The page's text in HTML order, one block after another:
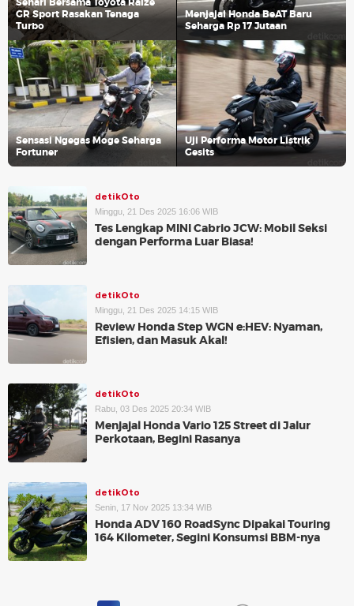
GR Sport Rasakan Tenaga
Turbo
Menjajal Honda BeAT Baru
Seharga Rp 17 Jutaan
Sensasi Ngegas Moge Seharga
Fortuner
Uji Performa Motor Listrik
Gesits
detikOto
Minggu, 21 Des 2025 16:06 WIB
Tes Lengkap MINI Cabrio JCW: Mobil Seksi
dengan Performa Luar Biasa!
detikOto
Minggu, 21 Des 2025 14:15 WIB
Review Honda Step WGN e:HEV: Nyaman,
Efisien, dan Masuk Akal!
detikOto
Rabu, 03 Des 2025 20:34 WIB
Menjajal Honda Vario 125 Street di Jalur
Perkotaan, Begini Rasanya
detikOto
Senin, 17 Nov 2025 13:34 WIB
Honda ADV 160 RoadSync Dipakai Touring
164 Kilometer, Segini Konsumsi BBM-nya